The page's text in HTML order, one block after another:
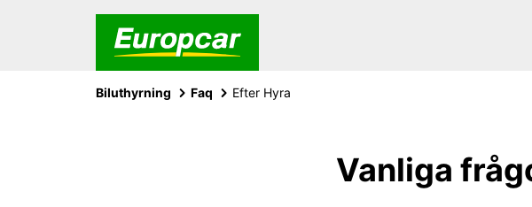
Biluthyrning Faq Efter Hyra
Vanliga